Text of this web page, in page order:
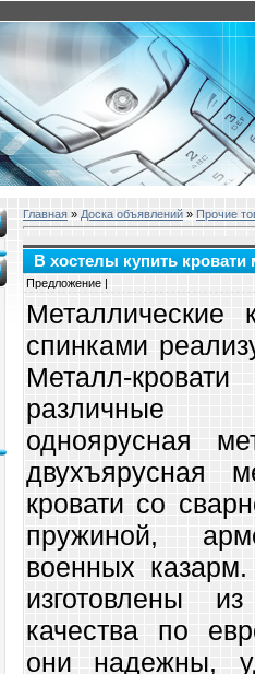
Главная » Доска объявлений » Прочие
В хостелы купить
Предложение |
Металлические
спинками
Металл-
различные
одноярусная
двухъярусная
кровати со
пружиной,
военных
изготовлены
качества по
они надежны,